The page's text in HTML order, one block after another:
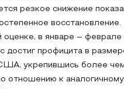
резкое снижение
восстановление.
оценке, в январе – феврале
достиг профицита в
укрепившись более
отношению к